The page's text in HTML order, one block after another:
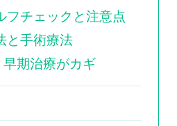
フチェックと注意点
と手術療法
期治療がカギ